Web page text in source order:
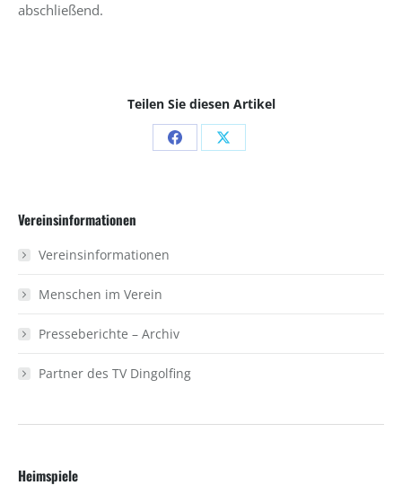
abschließend.
Teilen Sie diesen Artikel
Share Share
Vereinsinformationen
Vereinsinformationen
Menschen im Verein
Presseberichte – Archiv
Partner des TV Dingolfing
Heimspiele